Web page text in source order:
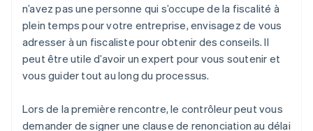
n’avez pas une personne qui s’occupe de la fiscalité à
plein temps pour votre entreprise, envisagez de vous
adresser à un fiscaliste pour obtenir des conseils. Il
peut être utile d’avoir un expert pour vous soutenir et
vous guider tout au long du processus.
Lors de la première rencontre, le contrôleur peut vous
demander de signer une clause de renonciation au délai